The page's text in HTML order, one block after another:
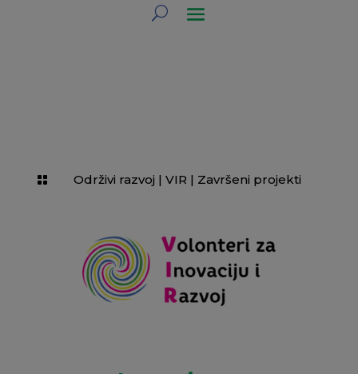
 Održivi razvoj | VIR | Završeni projekti